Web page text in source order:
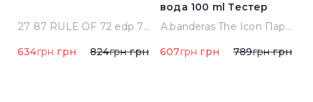
27 87 RULE OF 72 edp 7 ml mini (U)
634грн грн 824грнгрн
вода 100 ml Тестер
A.banderas The Icon Парфюмированная вода 100 ml Тестер
607грн грн 789грнгрн